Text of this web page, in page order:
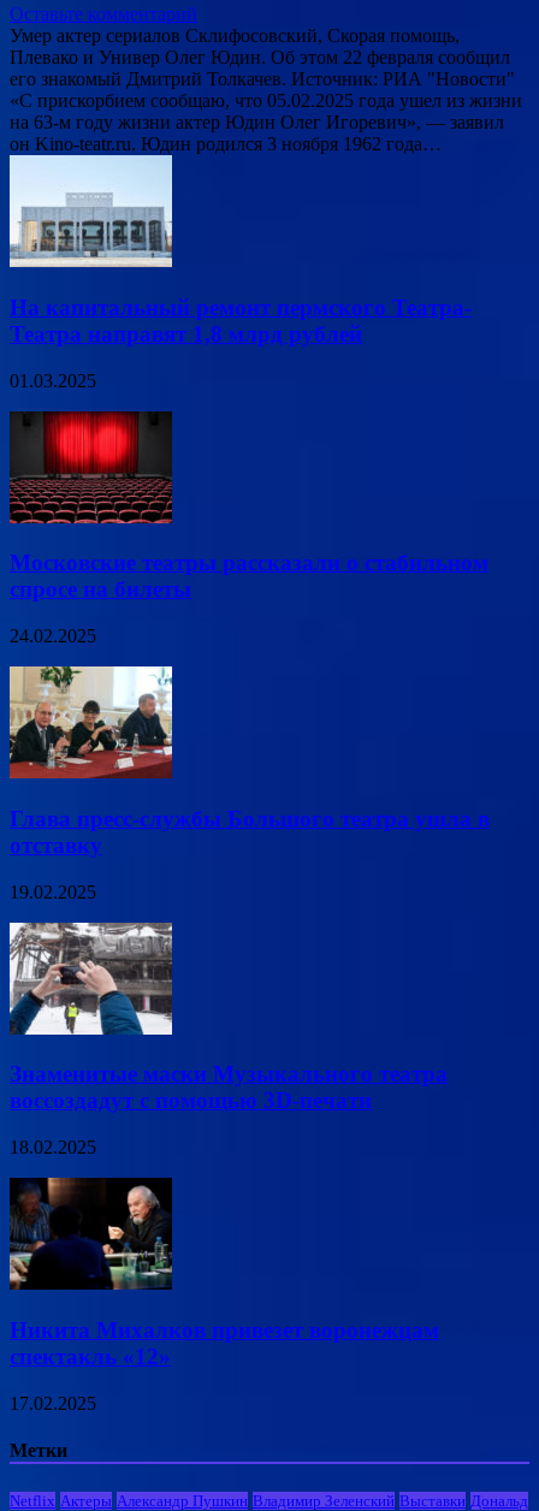
Оставьте комментарий
Умер актер сериалов Склифосовский, Скорая помощь,
Плевако и Универ Олег Юдин. Об этом 22 февраля сообщил
его знакомый Дмитрий Толкачев. Источник: РИА "Новости"
«С прискорбием сообщаю, что 05.02.2025 года ушел из жизни
на 63-м году жизни актер Юдин Олег Игоревич», — заявил
он Kino-teatr.ru. Юдин родился 3 ноября 1962 года…
На капитальный ремонт пермского Театра-
Театра направят 1,8 млрд рублей
01.03.2025
Московские театры рассказали о стабильном
спросе на билеты
24.02.2025
Глава пресс-службы Большого театра ушла в
отставку
19.02.2025
Знаменитые маски Музыкального театра
воссоздадут с помощью 3D-печати
18.02.2025
Никита Михалков привезет воронежцам
спектакль «12»
17.02.2025
Метки
Netflix Актеры Александр Пушкин Владимир Зеленский Выставки Дональд